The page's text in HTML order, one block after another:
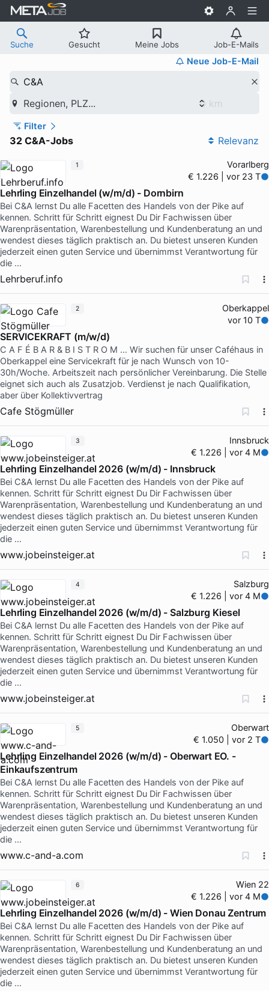
Suche Gesucht Meine Jobs Job-E-Mails
Neue Job-E-Mail
C&A
Regionen, PLZ...
Filter
32 C&A-Jobs Relevanz
Vorarlberg
€ 1.226 | vor 23 T
Lehrling Einzelhandel (w/m/d) - Dornbirn
Bei C&A lernst Du alle Facetten des Handels von der Pike auf
kennen. Schritt für Schritt eignest Du Dir Fachwissen über
Warenpräsentation, Warenbestellung und Kundenberatung an und
wendest dieses täglich praktisch an. Du bietest unseren Kunden
jederzeit einen guten Service und übernimmst Verantwortung für
die …
Lehrberuf.info
1
Oberkappel
vor 10 T
SERVICEKRAFT (m/w/d)
C A F É B A R & B I S T R O M … Wir suchen für unser Caféhaus in
Oberkappel eine Servicekraft für je nach Wunsch von 10-
30h/Woche. Arbeitszeit nach persönlicher Vereinbarung. Die Stelle
eignet sich auch als Zusatzjob. Verdienst je nach Qualifikation,
aber über Kollektivvertrag
Cafe Stögmüller
2
Innsbruck
€ 1.226 | vor 4 M
Lehrling Einzelhandel 2026 (w/m/d) - Innsbruck
Bei C&A lernst Du alle Facetten des Handels von der Pike auf
kennen. Schritt für Schritt eignest Du Dir Fachwissen über
Warenpräsentation, Warenbestellung und Kundenberatung an und
wendest dieses täglich praktisch an. Du bietest unseren Kunden
jederzeit einen guten Service und übernimmst Verantwortung für
die …
www.jobeinsteiger.at
3
Salzburg
€ 1.226 | vor 4 M
Lehrling Einzelhandel 2026 (w/m/d) - Salzburg Kiesel
Bei C&A lernst Du alle Facetten des Handels von der Pike auf
kennen. Schritt für Schritt eignest Du Dir Fachwissen über
Warenpräsentation, Warenbestellung und Kundenberatung an und
wendest dieses täglich praktisch an. Du bietest unseren Kunden
jederzeit einen guten Service und übernimmst Verantwortung für
die …
www.jobeinsteiger.at
4
Oberwart
€ 1.050 | vor 2 T
Lehrling Einzelhandel 2026 (w/m/d) - Oberwart EO. -
Einkaufszentrum
Bei C&A lernst Du alle Facetten des Handels von der Pike auf
kennen. Schritt für Schritt eignest Du Dir Fachwissen über
Warenpräsentation, Warenbestellung und Kundenberatung an und
wendest dieses täglich praktisch an. Du bietest unseren Kunden
jederzeit einen guten Service und übernimmst Verantwortung für
die …
www.c-and-a.com
5
Wien 22
€ 1.226 | vor 4 M
Lehrling Einzelhandel 2026 (w/m/d) - Wien Donau Zentrum
Bei C&A lernst Du alle Facetten des Handels von der Pike auf
kennen. Schritt für Schritt eignest Du Dir Fachwissen über
Warenpräsentation, Warenbestellung und Kundenberatung an und
wendest dieses täglich praktisch an. Du bietest unseren Kunden
jederzeit einen guten Service und übernimmst Verantwortung für
die …
6